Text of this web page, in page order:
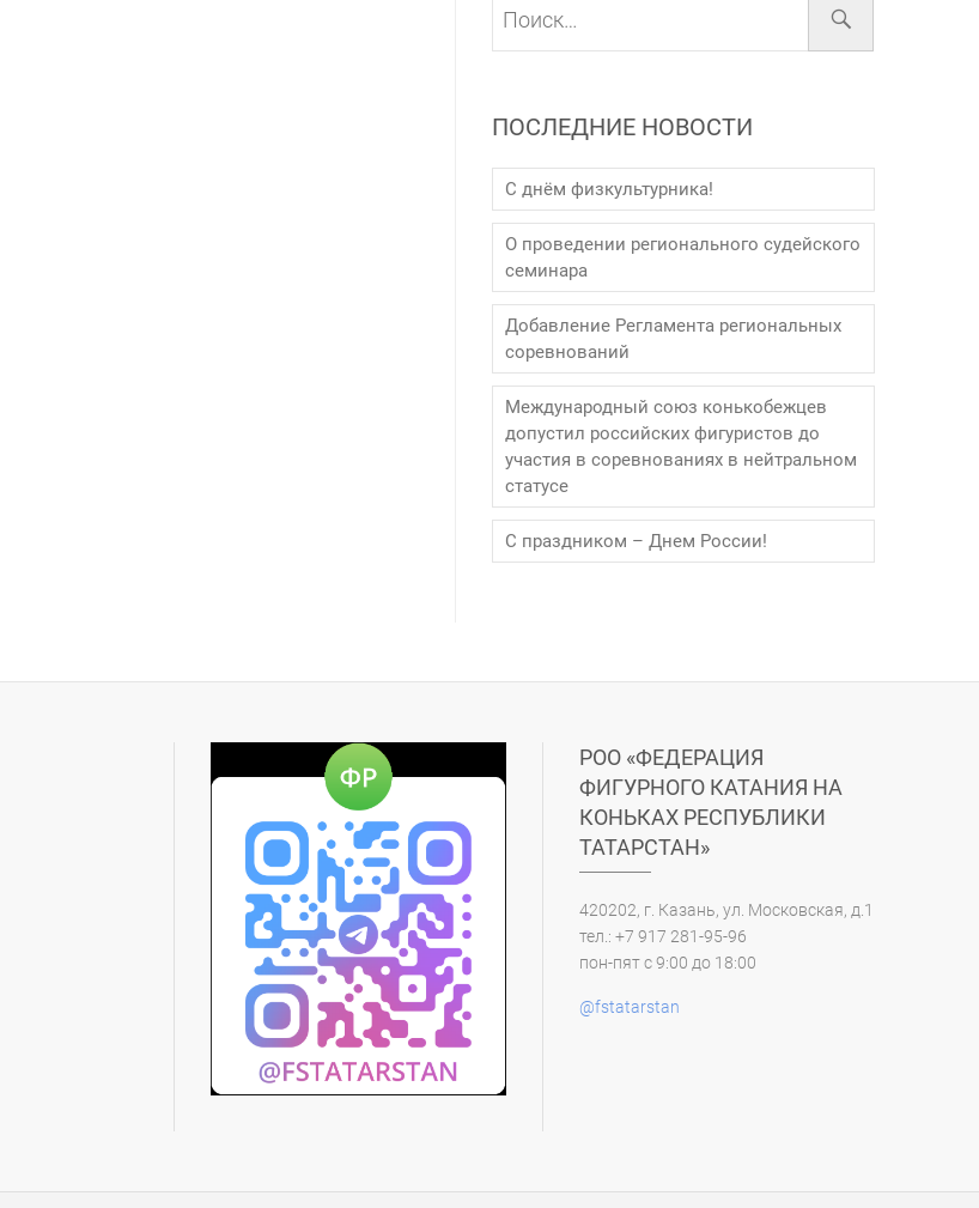
ПОСЛЕДНИЕ НОВОСТИ
С днём физкультурника!
О проведении регионального судейского
семинара
Добавление Регламента региональных
соревнований
Международный союз конькобежцев
допустил российских фигуристов до
участия в соревнованиях в нейтральном
статусе
С праздником – Днем России!
РОО «ФЕДЕРАЦИЯ
ФИГУРНОГО КАТАНИЯ НА
КОНЬКАХ РЕСПУБЛИКИ
ТАТАРСТАН»
420202, г. Казань, ул. Московская, д.1
тел.: +7 917 281-95-96
пон-пят с 9:00 до 18:00
@fstatarstan